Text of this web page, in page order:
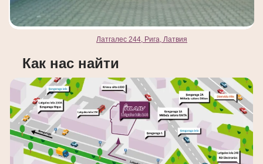
Латгалес 244, Рига, Латвия
Как нас найти